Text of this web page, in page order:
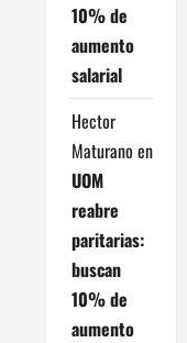
10% de
aumento
salarial
Hector
Maturano en
UOM
reabre
paritarias:
buscan
10% de
aumento